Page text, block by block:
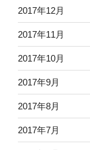
2017年12月
2017年11月
2017年10月
2017年9月
2017年8月
2017年7月